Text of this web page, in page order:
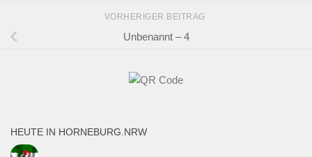
VORHERIGER BEITRAG
Unbenannt – 4
HEUTE IN HORNEBURG.NRW